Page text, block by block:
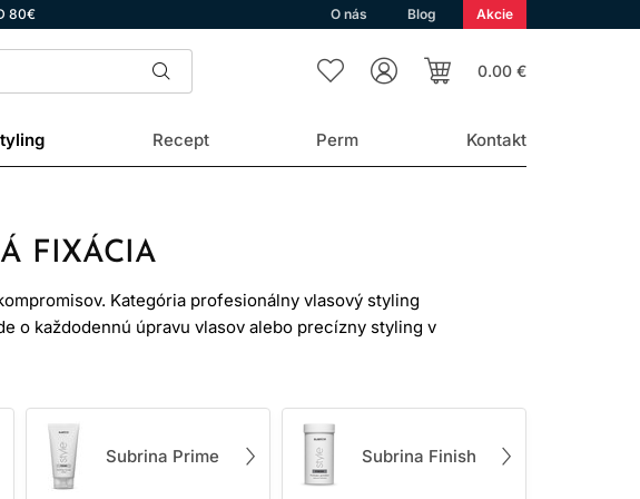
80€ O nás Blog Akcie
0.00 €
Recept Perm Kontakt
FIXÁCIA
Kategória profesionálny vlasový styling
o každodennú úpravu vlasov alebo precízny styling v
navrhnuté tak, aby rešpektovali štruktúru vlasov,
potreby – od jemných, splihnutých vlasov až po
náročných domácich používateľov, ktorí očakávajú
vlasov.
Subrina Prime Subrina Finish